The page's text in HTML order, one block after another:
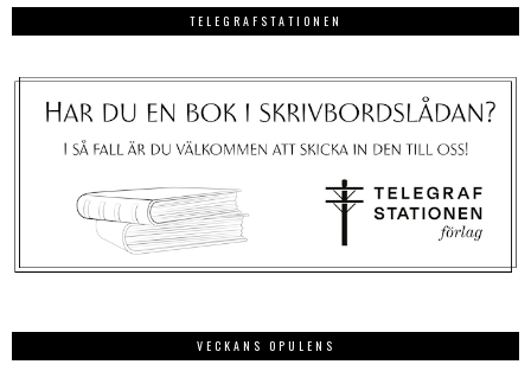
TELEGRAFSTATIONEN
VECKANS OPULENS